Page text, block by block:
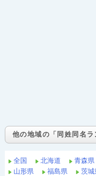
他の地域の「同姓同名
全国 北海道 青森県
山形県
福島県 茨城